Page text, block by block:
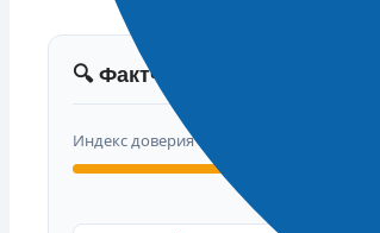
🔍 Фактчекинг новости
Индекс доверия